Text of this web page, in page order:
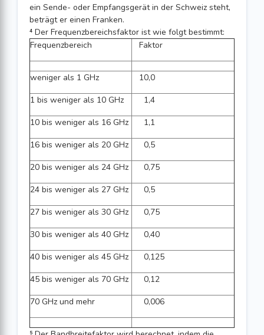
ein Sende- oder Empfangsgerät in der Schweiz steht,
beträgt er einen Franken.
⁴ Der Frequenzbereichsfaktor ist wie folgt bestimmt:
Frequenzbereich
Faktor
weniger als 1 GHz
10,0
1 bis weniger als 10 GHz
1,4
10 bis weniger als 16 GHz
1,1
16 bis weniger als 20 GHz
0,5
20 bis weniger als 24 GHz
0,75
24 bis weniger als 27 GHz
0,5
27 bis weniger als 30 GHz
0,75
30 bis weniger als 40 GHz
0,40
40 bis weniger als 45 GHz
0,125
45 bis weniger als 70 GHz
0,12
70 GHz und mehr
0,006